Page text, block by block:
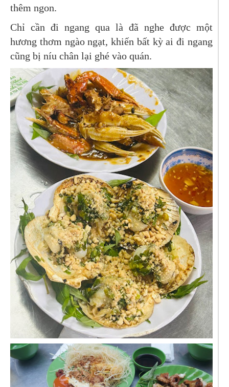
thêm ngon.
Chỉ cần đi ngang qua là đã nghe được một
hương thơm ngào ngạt, khiến bất kỳ ai đi ngang
cũng bị níu chân lại ghé vào quán.